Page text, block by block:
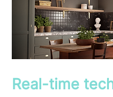
Real-time